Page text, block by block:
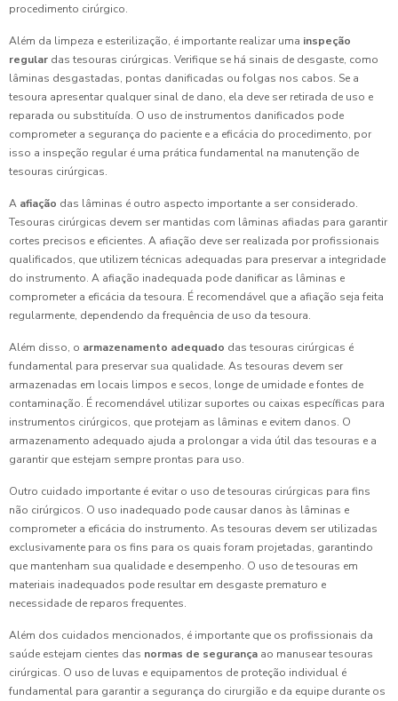
procedimento cirúrgico.
Além da limpeza e esterilização, é importante realizar uma inspeção
regular das tesouras cirúrgicas. Verifique se há sinais de desgaste, como
lâminas desgastadas, pontas danificadas ou folgas nos cabos. Se a
tesoura apresentar qualquer sinal de dano, ela deve ser retirada de uso e
reparada ou substituída. O uso de instrumentos danificados pode
comprometer a segurança do paciente e a eficácia do procedimento, por
isso a inspeção regular é uma prática fundamental na manutenção de
tesouras cirúrgicas.
A afiação das lâminas é outro aspecto importante a ser considerado.
Tesouras cirúrgicas devem ser mantidas com lâminas afiadas para garantir
cortes precisos e eficientes. A afiação deve ser realizada por profissionais
qualificados, que utilizem técnicas adequadas para preservar a integridade
do instrumento. A afiação inadequada pode danificar as lâminas e
comprometer a eficácia da tesoura. É recomendável que a afiação seja feita
regularmente, dependendo da frequência de uso da tesoura.
Além disso, o armazenamento adequado das tesouras cirúrgicas é
fundamental para preservar sua qualidade. As tesouras devem ser
armazenadas em locais limpos e secos, longe de umidade e fontes de
contaminação. É recomendável utilizar suportes ou caixas específicas para
instrumentos cirúrgicos, que protejam as lâminas e evitem danos. O
armazenamento adequado ajuda a prolongar a vida útil das tesouras e a
garantir que estejam sempre prontas para uso.
Outro cuidado importante é evitar o uso de tesouras cirúrgicas para fins
não cirúrgicos. O uso inadequado pode causar danos às lâminas e
comprometer a eficácia do instrumento. As tesouras devem ser utilizadas
exclusivamente para os fins para os quais foram projetadas, garantindo
que mantenham sua qualidade e desempenho. O uso de tesouras em
materiais inadequados pode resultar em desgaste prematuro e
necessidade de reparos frequentes.
Além dos cuidados mencionados, é importante que os profissionais da
saúde estejam cientes das normas de segurança ao manusear tesouras
cirúrgicas. O uso de luvas e equipamentos de proteção individual é
fundamental para garantir a segurança do cirurgião e da equipe durante os